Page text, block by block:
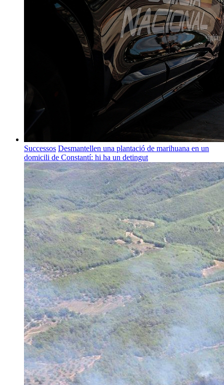
Successos Desmantellen una plantació de marihuana en un
domicili de Constantí: hi ha un detingut